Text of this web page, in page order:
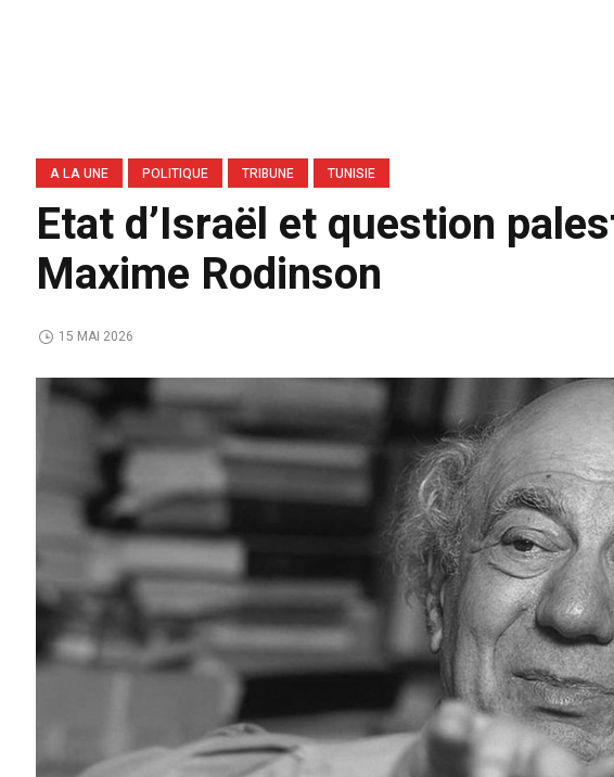
A LA UNE POLITIQUE TRIBUNE TUNISIE
Etat d’Israël et question
Maxime Rodinson
15 MAI 2026